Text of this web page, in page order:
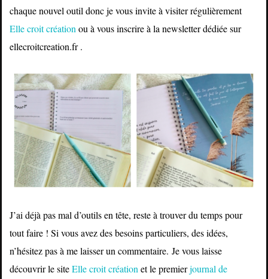
chaque nouvel outil donc je vous invite à visiter régulièrement
Elle croit créationou à vous inscrire à la newsletter dédiée sur
ellecroitcreation.fr .
J’ai déjà pas mal d’outils en tête, reste à trouver du temps pour
tout faire ! Si vous avez des besoins particuliers, des idées,
n’hésitez pas à me laisser un commentaire.Je vous laisse
découvrir le siteElle croit création et le premierjournal de